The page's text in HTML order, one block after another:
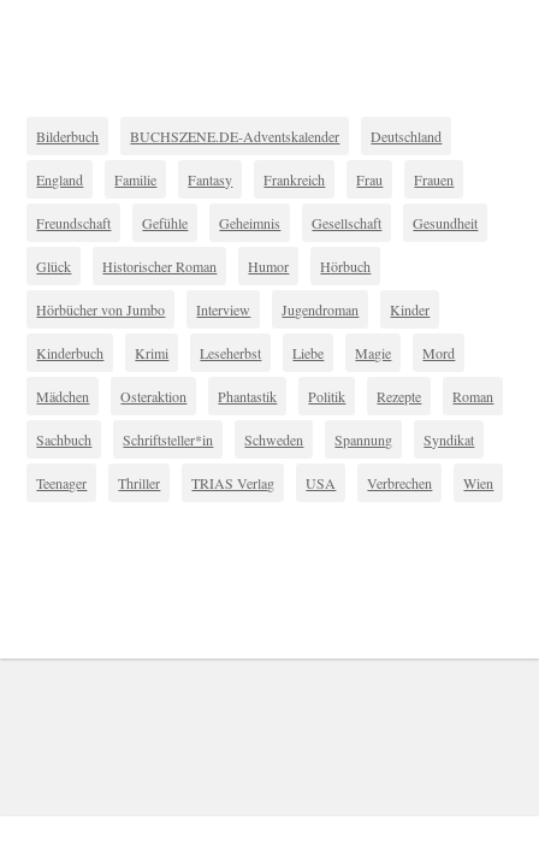
Bilderbuch BUCHSZENE.DE-Adventskalender Deutschland
England Familie Fantasy Frankreich Frau Frauen
Freundschaft Gefühle Geheimnis Gesellschaft Gesundheit
Glück Historischer Roman Humor Hörbuch
Hörbücher von Jumbo Interview Jugendroman Kinder
Kinderbuch Krimi Leseherbst Liebe Magie Mord
Mädchen Osteraktion Phantastik Politik Rezepte Roman
Sachbuch Schriftsteller*in Schweden Spannung Syndikat
Teenager Thriller TRIAS Verlag USA Verbrechen Wien